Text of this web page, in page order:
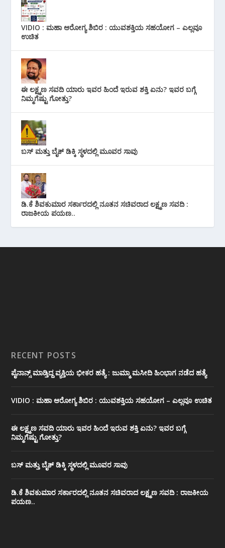
VIDIO : ಮಹಾ ಆರೋಗ್ಯ ಶಿಬಿರ : ಯುವಶಕ್ತಿಯ ಸಹಯೋಗ – ಎಲ್ಲವೂ
ಉಚಿತ
ಈ ಲಕ್ಷ್ಮಣ ಸವದಿ ಯಾರು ಇವರ ಹಿಂದೆ ಇರುವ ಶಕ್ತಿ ಏನು? ಇವರ ಬಗ್ಗೆ
ನಿಮ್ಮಗೆಷ್ಟು ಗೋತ್ತು?
ಬಸ್ ಮತ್ತು ಬೈಕ್ ಡಿಕ್ಕಿ ಸ್ಥಳದಲ್ಲಿ ಮೂವರ ಸಾವು
ಡಿ.ಕೆ ಶಿವಕುಮಾರ ಸರ್ಕಾರದಲ್ಲಿ ನೂತನ ಸಚಿವರಾದ ಲಕ್ಷ್ಮಣ ಸವದಿ :
ರಾಜಕೀಯ ಪಯಣ..
RECENT POSTS
ಪೈನಾನ್ಸ್ ಮಾಡ್ತಿದ್ದ ವ್ಯಕ್ತಿಯ ಭೀಕರ‌ ಹತ್ಯೆ : ಜುಮ್ಮಾ ಮಸೀದಿ ಹಿಂಭಾಗ ನಡೆದ ಹತ್ಯೆ
VIDIO : ಮಹಾ ಆರೋಗ್ಯ ಶಿಬಿರ : ಯುವಶಕ್ತಿಯ ಸಹಯೋಗ – ಎಲ್ಲವೂ ಉಚಿತ
ಈ ಲಕ್ಷ್ಮಣ ಸವದಿ ಯಾರು ಇವರ ಹಿಂದೆ ಇರುವ ಶಕ್ತಿ ಏನು? ಇವರ ಬಗ್ಗೆ
ನಿಮ್ಮಗೆಷ್ಟು ಗೋತ್ತು?
ಬಸ್ ಮತ್ತು ಬೈಕ್ ಡಿಕ್ಕಿ ಸ್ಥಳದಲ್ಲಿ ಮೂವರ ಸಾವು
ಡಿ.ಕೆ ಶಿವಕುಮಾರ ಸರ್ಕಾರದಲ್ಲಿ ನೂತನ ಸಚಿವರಾದ ಲಕ್ಷ್ಮಣ ಸವದಿ : ರಾಜಕೀಯ
ಪಯಣ..